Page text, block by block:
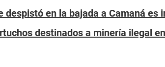
en la bajada a Camaná es
destinados a minería ilegal